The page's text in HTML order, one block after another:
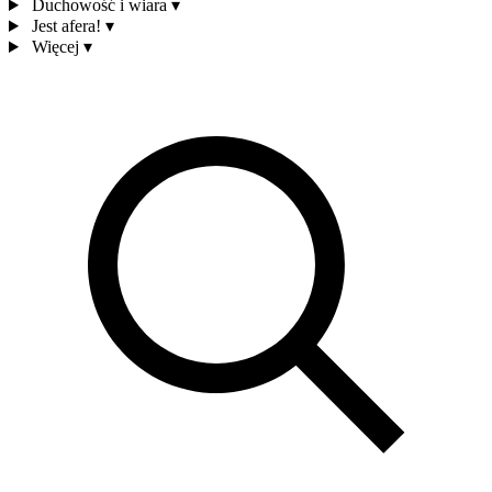
Duchowość i wiara ▾
Jest afera! ▾
Więcej ▾